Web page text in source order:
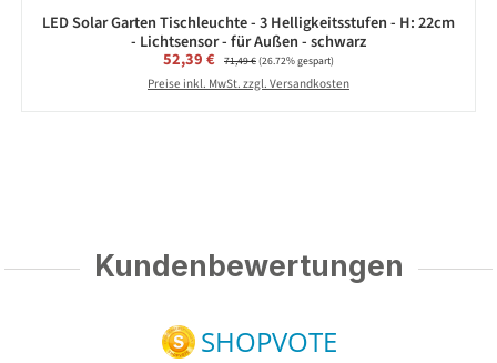
LED Solar Garten Tischleuchte - 3 Helligkeitsstufen - H: 22cm
- Lichtsensor - für Außen - schwarz
Verkaufspreis:
52,39 € Regulärer Preis:
71,49 €(26.72% gespart)
Preise inkl. MwSt. zzgl. Versandkosten
Kundenbewertungen